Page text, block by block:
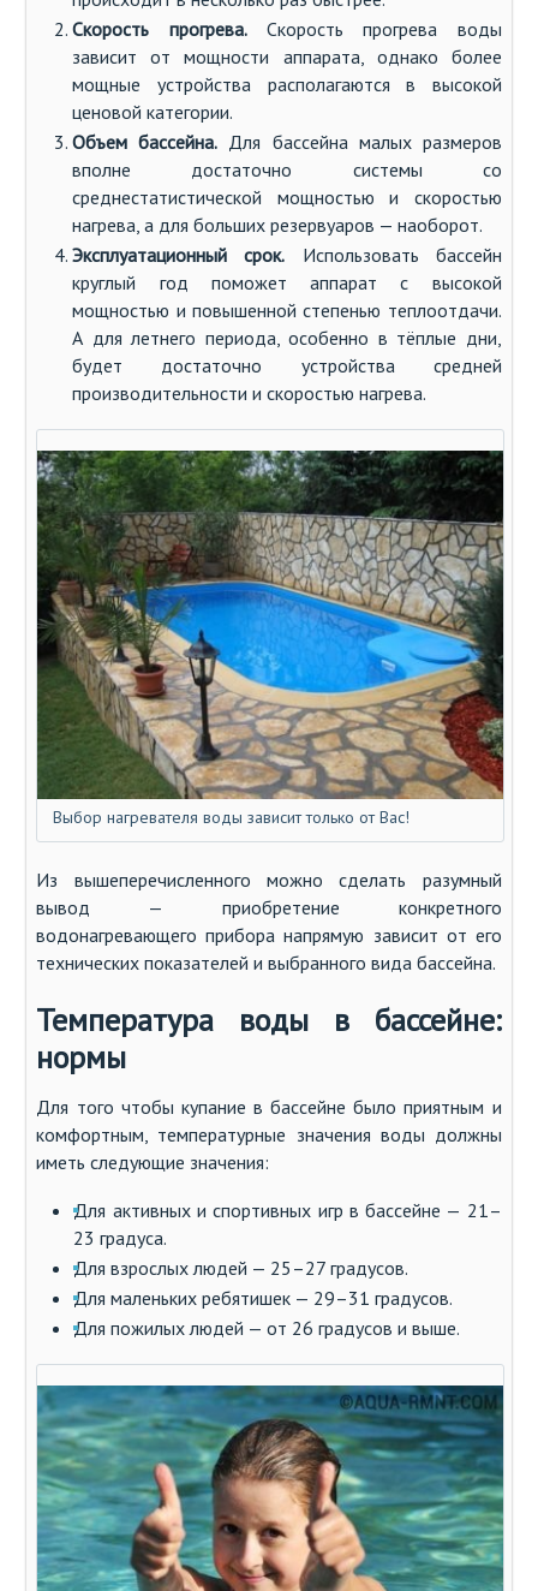
Скорость прогрева.Скорость прогрева воды
зависит от мощности аппарата, однако более
мощные устройства располагаются в высокой
ценовой категории.
Объем бассейна. Для бассейна малых размеров
вполне достаточно системы со
среднестатистической мощностью и скоростью
нагрева, а для больших резервуаров — наоборот.
Эксплуатационный срок. Использовать бассейн
круглый год поможет аппарат с высокой
мощностью и повышенной степенью теплоотдачи.
А для летнего периода, особенно в тёплые дни,
будет достаточно устройства средней
производительности и скоростью нагрева.
Выбор нагревателя воды зависит только от Вас!
Из вышеперечисленного можно сделать разумный
вывод — приобретение конкретного
водонагревающего прибора напрямую зависит от его
технических показателей и выбранного вида бассейна.
Температура воды в бассейне:
нормы
Для того чтобы купание в бассейне было приятным и
комфортным, температурные значения воды должны
иметь следующие значения:
Для активных и спортивных игр в бассейне — 21–
23 градуса.
Для взрослых людей — 25–27 градусов.
Для маленьких ребятишек — 29–31 градусов.
Для пожилых людей — от 26 градусов и выше.